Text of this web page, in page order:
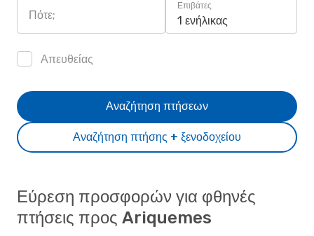
Πότε;
Επιβάτες
1 ενήλικας
Απευθείας
Αναζήτηση πτήσης + ξενοδοχείου
Αναζήτηση πτήσεων
Εύρεση προσφορών για φθηνές
πτήσεις προς Ariquemes